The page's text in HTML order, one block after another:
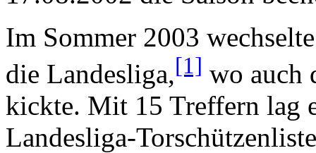
Im Sommer 2003
die Landesliga,[1] wo auch
kickte. Mit 15 Treffern lag
Landesliga-